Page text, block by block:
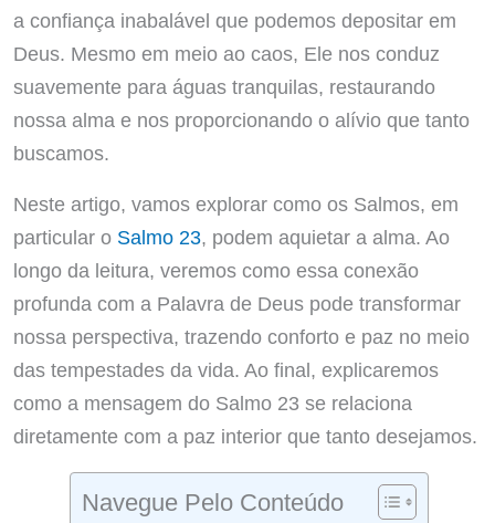
a confiança inabalável que podemos depositar em
Deus. Mesmo em meio ao caos, Ele nos conduz
suavemente para águas tranquilas, restaurando
nossa alma e nos proporcionando o alívio que tanto
buscamos.
Neste artigo, vamos explorar como os Salmos, em
particular o Salmo 23, podem aquietar a alma. Ao
longo da leitura, veremos como essa conexão
profunda com a Palavra de Deus pode transformar
nossa perspectiva, trazendo conforto e paz no meio
das tempestades da vida. Ao final, explicaremos
como a mensagem do Salmo 23 se relaciona
diretamente com a paz interior que tanto desejamos.
Navegue Pelo Conteúdo